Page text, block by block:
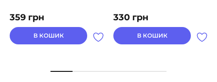
359 грн
В КОШИК
330 грн
В КОШИК